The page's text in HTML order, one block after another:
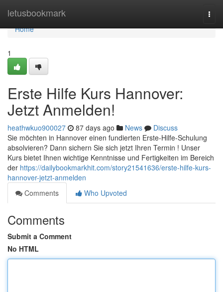
letusbookmark
Home
Home
1
Erste Hilfe Kurs Hannover:
Jetzt Anmelden!
heathwkuo900027 87 days ago News
Discuss
Sie möchten in Hannover einen fundierten Erste-Hilfe-Schulung
absolvieren? Dann sichern Sie sich jetzt Ihren Termin ! Unser
Kurs bietet Ihnen wichtige Kenntnisse und Fertigkeiten im Bereich
der https://dailybookmarkhit.com/story21541636/erste-hilfe-kurs-
hannover-jetzt-anmelden
Comments
Who Upvoted
Comments
Submit a Comment
No HTML